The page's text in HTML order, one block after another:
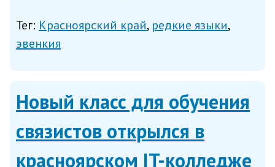
Минцифры Красноярского края. На
сайте aktadaskavet.ru есть
перевода с...
Тег: Красноярский край редкие языки
эвенкия
Новый класс для обучения
связистов открылся в
красноярском IT-колледже